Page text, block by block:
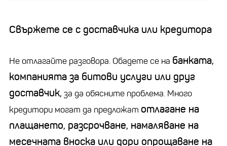
Свържете се с доставчика или кредитора
Не отлагайте разговора. Обадете се на банката,
компанията за битови услуги или друг
доставчик, за да обясните проблема. Много
кредитори могат да предложат отлагане на
плащането, разсрочване, намаляване на
месечната вноска или дори опрощаване на